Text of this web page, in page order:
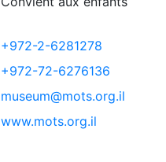
+972-2-6281278
+972-72-6276136
museum@mots.org.il
www.mots.org.il